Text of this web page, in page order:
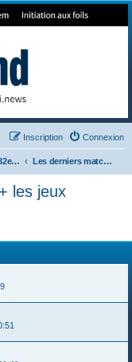
Connexion
Inscription
Les archives de la 32e America's Cup Les derniers matchs de la 32e + les jeux
les jeux